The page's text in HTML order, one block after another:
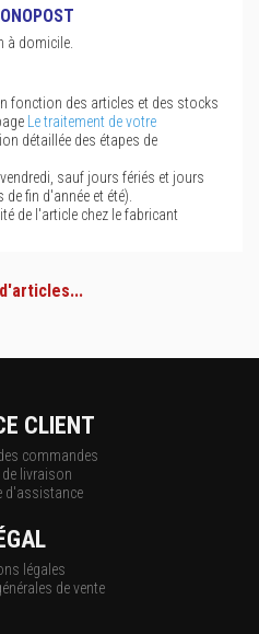
à domicile.
fonction des articles et des stocks
Le traitement de votre
détaillée des étapes de
sauf jours fériés et jours
fin d'année et été).
de l'article chez le fabricant
CLIENT
commandes
livraison
d'assistance
légales
de vente